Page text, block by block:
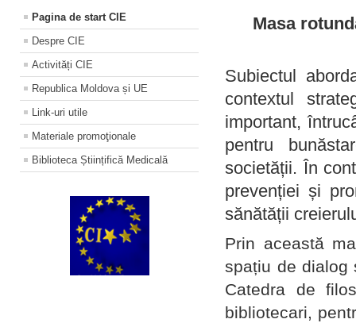
Pagina de start CIE
Despre CIE
Activități CIE
Republica Moldova și UE
Link-uri utile
Materiale promoţionale
Biblioteca Științifică Medicală
Masa
Subiectul
contextul
important,
pentru
societății. În
prevenției și
sănătății
Prin această
spațiu de dialog
Catedra de
bibliotecari,